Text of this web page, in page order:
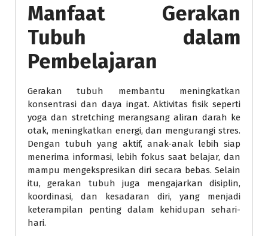
Manfaat Gerakan
Tubuh dalam
Pembelajaran
Gerakan tubuh membantu meningkatkan
konsentrasi dan daya ingat. Aktivitas fisik seperti
yoga dan stretching merangsang aliran darah ke
otak, meningkatkan energi, dan mengurangi stres.
Dengan tubuh yang aktif, anak-anak lebih siap
menerima informasi, lebih fokus saat belajar, dan
mampu mengekspresikan diri secara bebas. Selain
itu, gerakan tubuh juga mengajarkan disiplin,
koordinasi, dan kesadaran diri, yang menjadi
keterampilan penting dalam kehidupan sehari-
hari.